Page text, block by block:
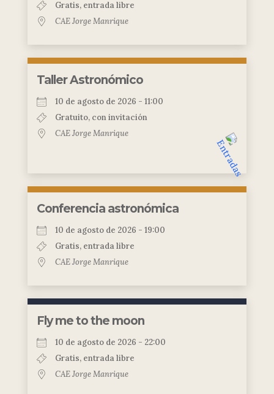
Gratis, entrada libre
CAE Jorge Manrique
Taller Astronómico
10 de agosto de 2026 - 11:00
Gratuito, con invitación
CAE Jorge Manrique
Conferencia astronómica
10 de agosto de 2026 - 19:00
Gratis, entrada libre
CAE Jorge Manrique
Fly me to the moon
10 de agosto de 2026 - 22:00
Gratis, entrada libre
CAE Jorge Manrique